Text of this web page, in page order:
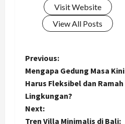
Visit Website
View All Posts
P
o
s
Previous:
Mengapa Gedung Masa Kini
Harus Fleksibel dan Ramah
Lingkungan?
Next:
Tren Villa Minimalis di Bali: